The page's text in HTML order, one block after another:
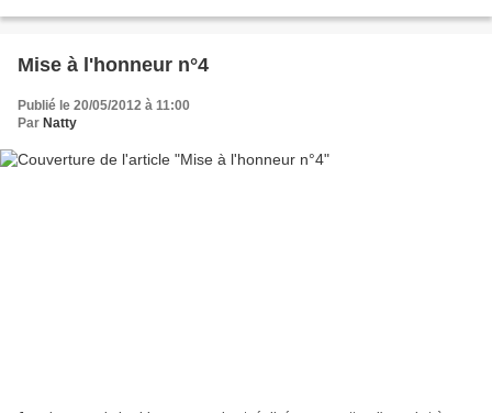
Mise à l'honneur n°4
Publié le 20/05/2012 à 11:00
Par Natty